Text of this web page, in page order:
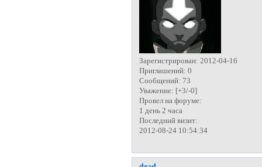
Зарегистрирован: 2012-04-16
Приглашений: 0
Сообщений: 73
Уважение: [+3/-0]
Провел на форуме:
1 день 2 часа
Последний визит:
2012-08-24 10:54:34